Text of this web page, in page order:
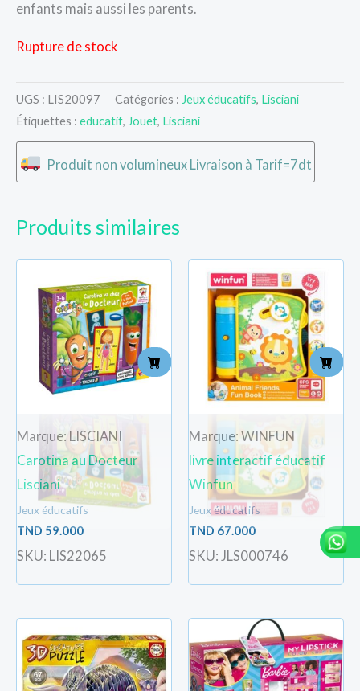
enfants mais aussi les parents.
Rupture de stock
UGS : LIS20097 Catégories : Jeux éducatifs, Lisciani
Étiquettes : educatif, Jouet, Lisciani
Produit non volumineux Livraison à Tarif=7dt
Produits similaires
Marque: LISCIANI
Carotina au Docteur
Lisciani
Jeux éducatifs
TND 59.000
SKU: LIS22065
Marque: WINFUN
livre interactif éducatif
Winfun
Jeux éducatifs
TND 67.000
SKU: JLS000746